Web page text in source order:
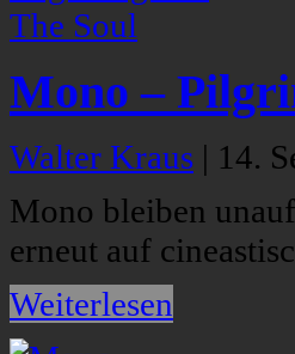
Mono –
Walter Kraus | 14.
Mono bleiben
erneut auf
Weiterlesen